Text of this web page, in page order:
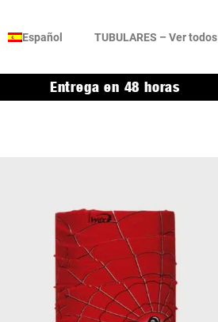
Español TUBULARES – Ver todos
Entrega en 48 horas